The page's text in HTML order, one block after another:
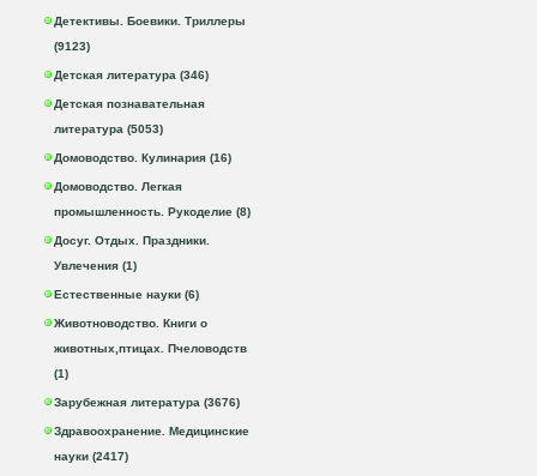
Детективы. Боевики. Триллеры
(9123)
Детская литература (346)
Детская познавательная
литература (5053)
Домоводство. Кулинария (16)
Домоводство. Легкая
промышленность. Рукоделие (8)
Досуг. Отдых. Праздники.
Увлечения (1)
Естественные науки (6)
Животноводство. Книги о
животных,птицах. Пчеловодств
(1)
Зарубежная литература (3676)
Здравоохранение. Медицинские
науки (2417)